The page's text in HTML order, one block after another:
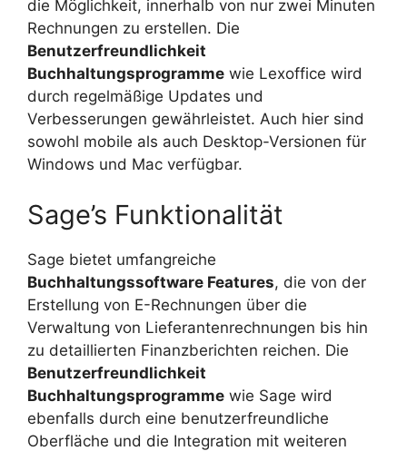
die Möglichkeit, innerhalb von nur zwei Minuten
Rechnungen zu erstellen. Die
Benutzerfreundlichkeit
Buchhaltungsprogramme wie Lexoffice wird
durch regelmäßige Updates und
Verbesserungen gewährleistet. Auch hier sind
sowohl mobile als auch Desktop-Versionen für
Windows und Mac verfügbar.
Sage’s Funktionalität
Sage bietet umfangreiche
Buchhaltungssoftware Features, die von der
Erstellung von E-Rechnungen über die
Verwaltung von Lieferantenrechnungen bis hin
zu detaillierten Finanzberichten reichen. Die
Benutzerfreundlichkeit
Buchhaltungsprogramme wie Sage wird
ebenfalls durch eine benutzerfreundliche
Oberfläche und die Integration mit weiteren